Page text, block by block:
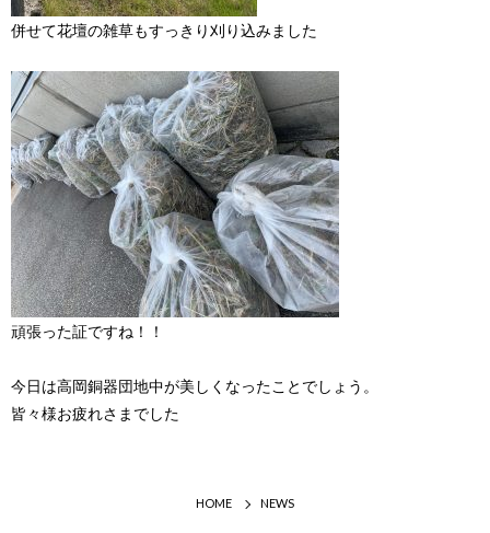
併せて花壇の雑草もすっきり刈り込みました
頑張った証ですね！！
今日は高岡銅器団地中が美しくなったことでしょう。
皆々様お疲れさまでした
HOME NEWS